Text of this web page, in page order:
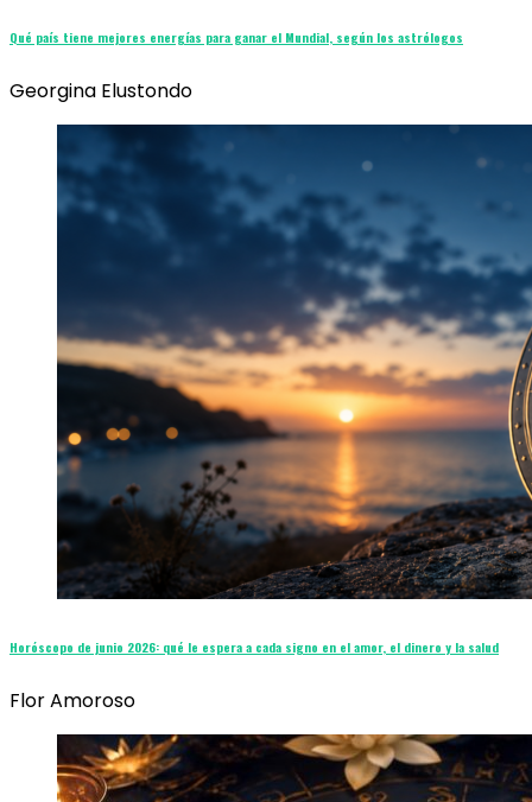
Qué país tiene mejores energías para ganar el Mundial, según los astrólogos
Georgina Elustondo
Horóscopo de junio 2026: qué le espera a cada signo en el amor, el dinero y la salud
Flor Amoroso